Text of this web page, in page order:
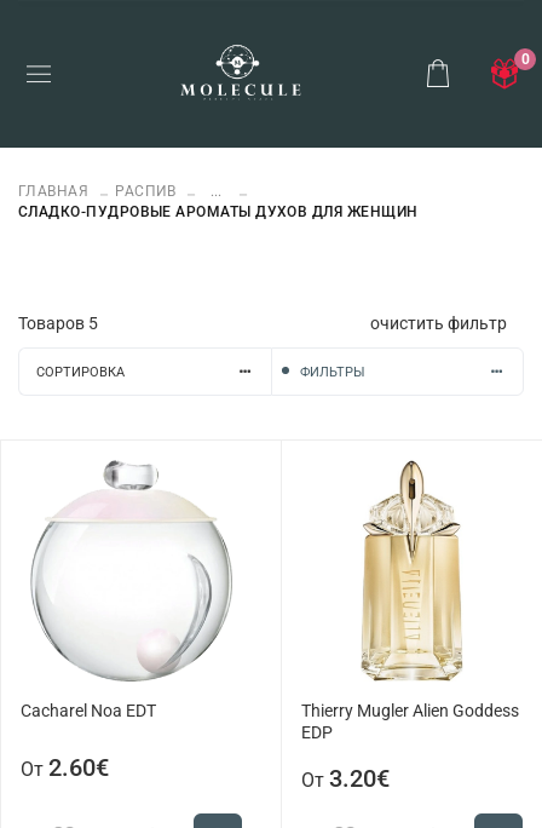
0
ГЛАВНАЯ РАСПИВ
...
СЛАДКО-ПУДРОВЫЕ АРОМАТЫ ДУХОВ ДЛЯ ЖЕНЩИН
Товаров 5 очистить фильтр
СОРТИРОВКА ФИЛЬТРЫ
Cacharel Noa EDT
От 2.60€
Thierry Mugler Alien Goddess
EDP
От 3.20€